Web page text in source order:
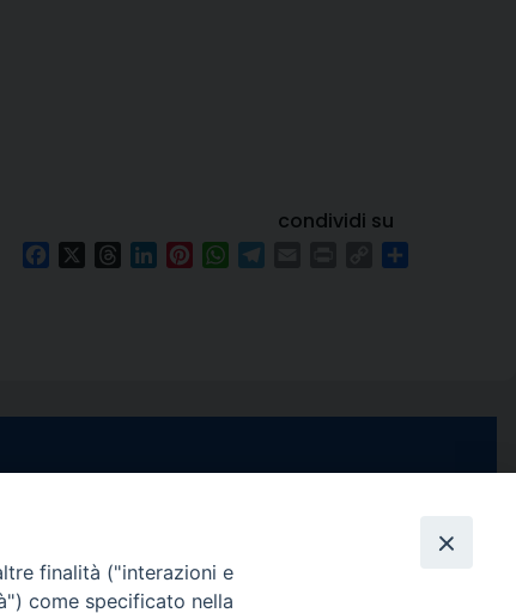
condividi su
FacebookThreadsLinkedInPinterestWhatsApp
Copy
YouTube
Channel
Feed
finalità ("interazioni e
come specificato nella